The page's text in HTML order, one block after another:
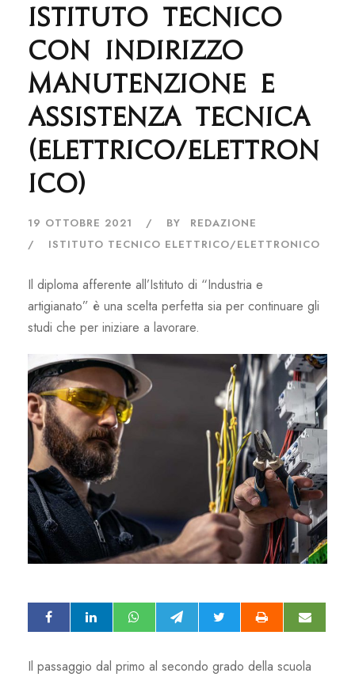
Istituto Tecnico
con indirizzo
Manutenzione e
assistenza tecnica
(elettrico/elettron
ico)
19 OTTOBRE 2021 BY
REDAZIONE
ISTITUTO TECNICO ELETTRICO/ELETTRONICO
Il diploma afferente all’Istituto di “Industria e
artigianato” è una scelta perfetta sia per continuare gli
studi che per iniziare a lavorare.
Il passaggio dal primo al secondo grado della scuola